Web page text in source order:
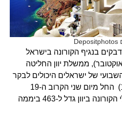
בנגיף הקורונה בישראל
שישי ה-16 באוקטובר), ממשלת יוון החליטה
של ישראלים היכולים לבקר
במדינה (מ-5,000 ל-10,000) החל מיום שני הקרוב ה-19
באוקטובר. מספר מקרי חולי הקורונה ביוון גדל ל-463 ביממה